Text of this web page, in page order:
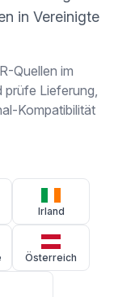
in Vereinigte
Quellen im
prüfe Lieferung,
Kompatibilität
Irland
Österreich